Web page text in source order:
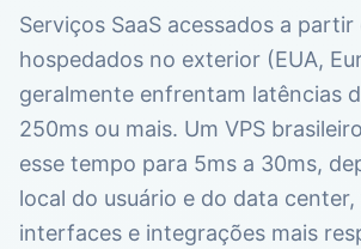
Serviços SaaS acessados a
hospedados no exterior (EUA,
geralmente enfrentam latências
250ms ou mais. Um VPS
esse tempo para 5ms a 30ms,
local do usuário e do data
interfaces e integrações mais